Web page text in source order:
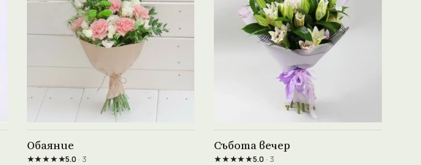
Обаяние
★★★★★5.0 · 3
Събота вечер
★★★★★5.0· 3